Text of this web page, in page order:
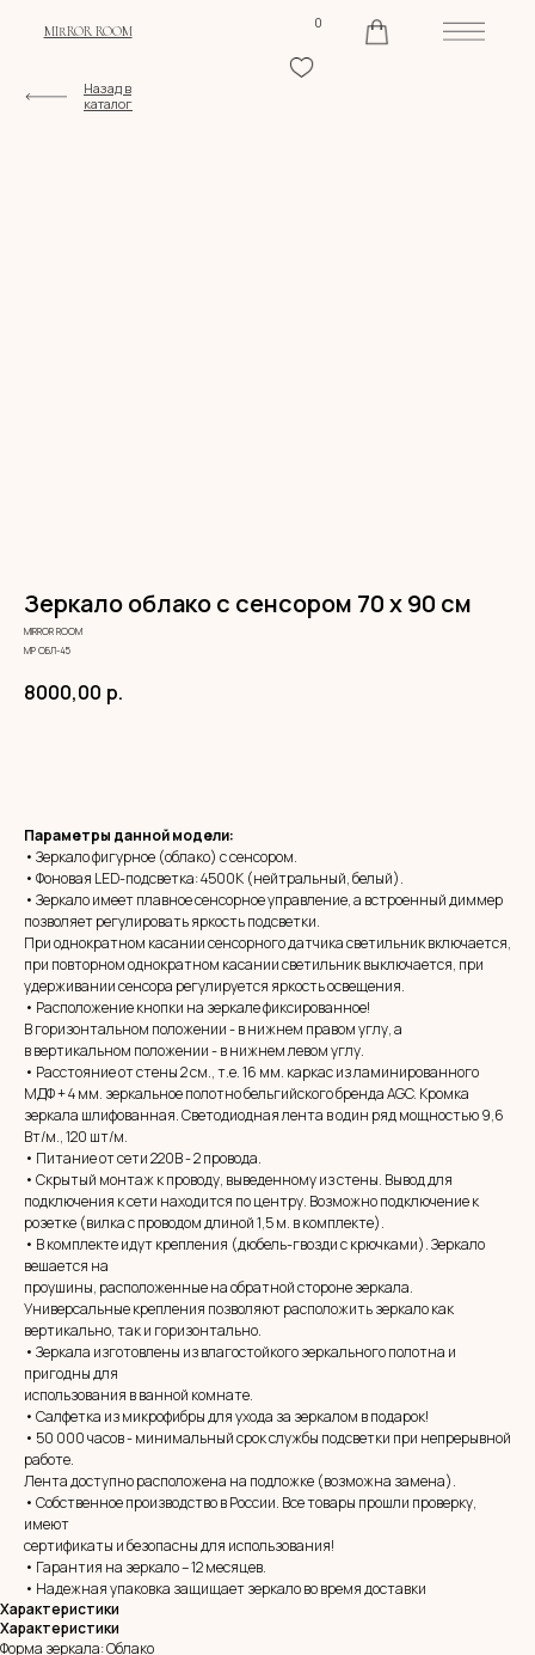
Зеркало облако с сенсором 70 х 90 см
MIRROR ROOM
МР ОБЛ-45
8000,00 р.
Параметры данной модели:
• Зеркало фигурное (облако) с сенсором.
• Фоновая LED-подсветка: 4500К (нейтральный, белый).
• Зеркало имеет плавное сенсорное управление, а встроенный диммер
позволяет регулировать яркость подсветки.
При однократном касании сенсорного датчика светильник включается,
при повторном однократном касании светильник выключается, при
удерживании сенсора регулируется яркость освещения.
• Расположение кнопки на зеркале фиксированное!
В горизонтальном положении - в нижнем правом углу, а
в вертикальном положении - в нижнем левом углу.
• Расстояние от стены 2 см., т.е. 16 мм. каркас из ламинированного
МДФ + 4 мм. зеркальное полотно бельгийского бренда AGC. Кромка
зеркала шлифованная. Светодиодная лента в один ряд мощностью 9,6
Вт/м., 120 шт/м.
• Питание от сети 220В - 2 провода.
• Скрытый монтаж к проводу, выведенному из стены. Вывод для
подключения к сети находится по центру. Возможно подключение к
розетке (вилка с проводом длиной 1,5 м. в комплекте).
• В комплекте идут крепления (дюбель-гвозди с крючками). Зеркало
вешается на
проушины, расположенные на обратной стороне зеркала.
Универсальные крепления позволяют расположить зеркало как
вертикально, так и горизонтально.
• Зеркала изготовлены из влагостойкого зеркального полотна и
пригодны для
использования в ванной комнате.
• Салфетка из микрофибры для ухода за зеркалом в подарок!
• 50 000 часов - минимальный срок службы подсветки при непрерывной
работе.
Лента доступно расположена на подложке (возможна замена).
• Собственное производство в России. Все товары прошли проверку,
имеют
сертификаты и безопасны для использования!
• Гарантия на зеркало – 12 месяцев.
• Надежная упаковка защищает зеркало во время доставки
Характеристики
Характеристики
Форма зеркала: Облако
MIRROR ROOM
+7 (961) 595-72-73
E-mail:
Адрес: 350037, г. Краснодар,
х. им. Ленина, ДНТ Виктория,
ул. Казачья, д. 2А
zerkala@ksk23.ru